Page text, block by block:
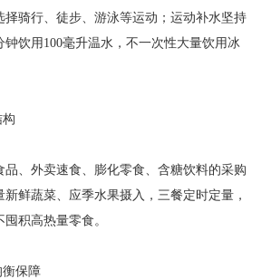
择骑行、徒步、游泳等运动；运动补水坚持
钟饮用100毫升温水，不一次性大量饮用冰
、外卖速食、膨化零食、含糖饮料的采购
鲜蔬菜、应季水果摄入，三餐定时定量，
积高热量零食。
保障